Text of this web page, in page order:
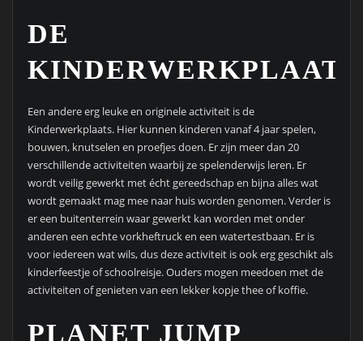
DE
KINDERWERKPLAATS
Een andere erg leuke en originele activiteit is de
Kinderwerkplaats. Hier kunnen kinderen vanaf 4 jaar spelen,
bouwen, knutselen en proefjes doen. Er zijn meer dan 20
verschillende activiteiten waarbij ze spelenderwijs leren. Er
wordt veilig gewerkt met écht gereedschap en bijna alles wat
wordt gemaakt mag mee naar huis worden genomen. Verder is
er een buitenterrein waar gewerkt kan worden met onder
anderen een echte vorkheftruck en een watertestbaan. Er is
voor iedereen wat wils, dus deze activiteit is ook erg geschikt als
kinderfeestje of schoolreisje. Ouders mogen meedoen met de
activiteiten of genieten van een lekker kopje thee of koffie.
PLANET JUMP